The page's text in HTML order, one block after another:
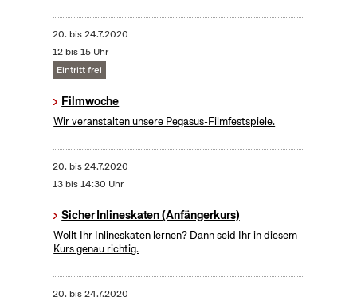
20. bis24.7.2020
12 bis 15 Uhr
Eintritt frei
Filmwoche
Wir veranstalten unsere Pegasus-Filmfestspiele.
20. bis24.7.2020
13 bis 14:30 Uhr
Sicher Inlineskaten (Anfängerkurs)
Wollt Ihr Inlineskaten lernen? Dann seid Ihr in diesem
Kurs genau richtig.
20. bis24.7.2020